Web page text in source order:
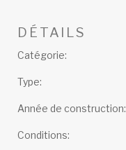
DÉTAILS
Catégorie:
Type:
Année de construction:
Conditions: